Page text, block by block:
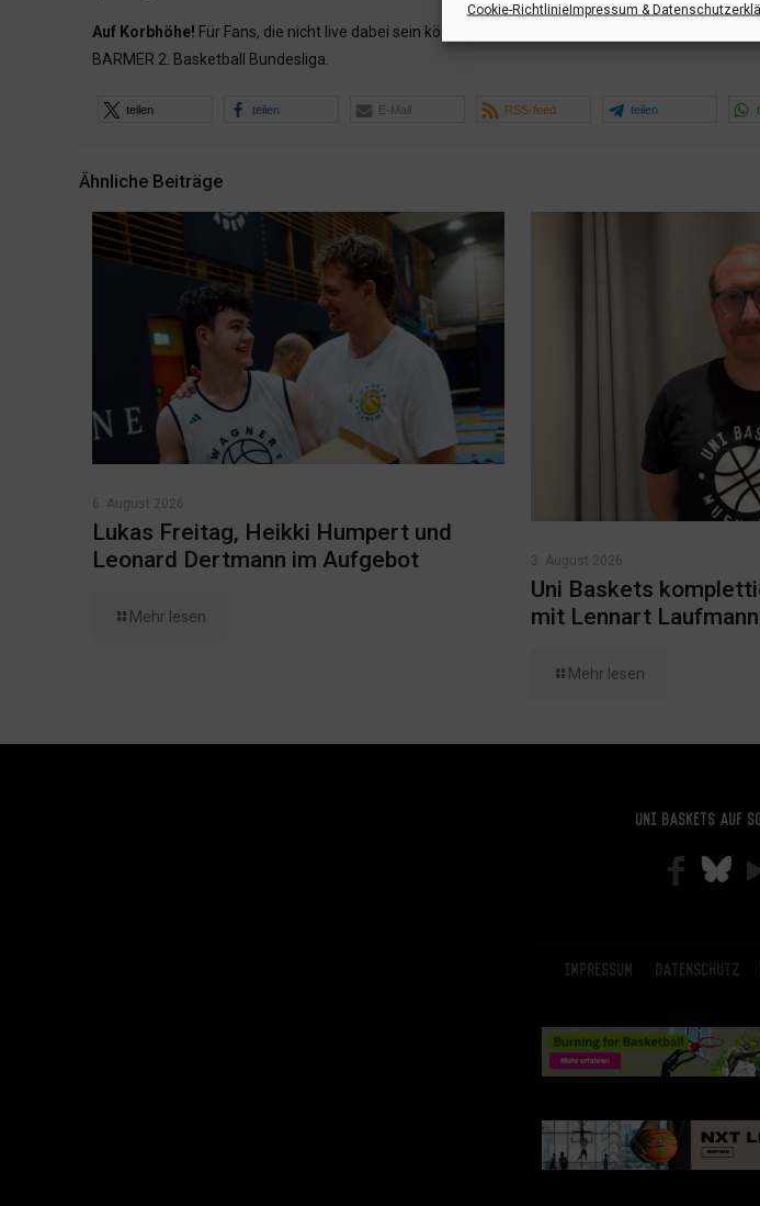
Cookie-RichtlinieImpressum &
Auf Korbhöhe! Für Fans, die nicht live dabei sein können: zeigt das Spiel
BARMER 2. Basketball Bundesliga.
teilen teilen E-Mail RSS-feed teilen
Ähnliche Beiträge
6. August 2026
Lukas Freitag, Heikki Humpert und
Leonard Dertmann im Aufgebot
Mehr lesen
3. August 2026
Uni Baskets
mit Lennart Laufmann
Mehr lesen
Uni Baskets auf
Impressum Datenschutz